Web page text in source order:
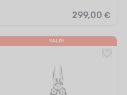
299,00 €
SALDI